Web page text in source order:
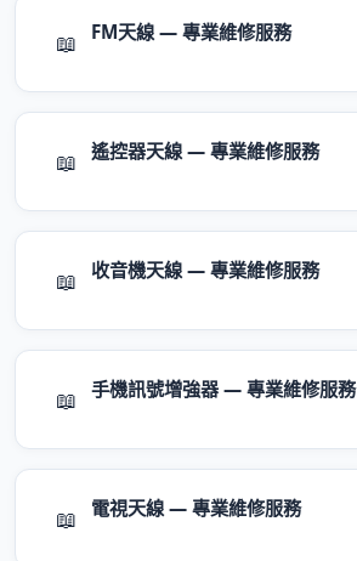
📖 FM天線 — 專業維修服務
📖 遙控器天線 — 專業維修服務
📖 收音機天線 — 專業維修服務
📖 手機訊號增強器 — 專業維修服務
📖 電視天線 — 專業維修服務